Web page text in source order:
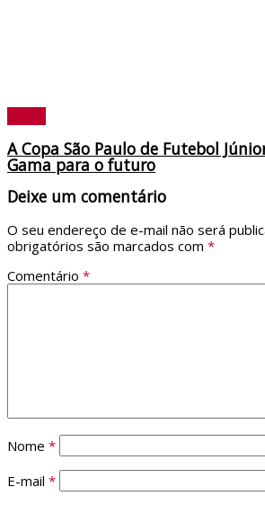
A Copa São Paulo de Futebol
Gama para o futuro
Deixe um comentário
O seu endereço de e-mail não será
obrigatórios são marcados com *
Comentário *
Nome *
E-mail *